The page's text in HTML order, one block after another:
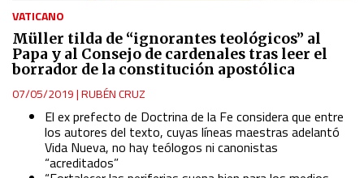
VATICANO
Müller tilda de “ignorantes teológicos” al
Papa y al Consejo de cardenales tras leer el
borrador de la constitución apostólica
07/05/2019|RUBÉN CRUZ
El ex prefecto de Doctrina de la Fe considera que entre
los autores del texto, cuyas líneas maestras adelantó
Vida Nueva, no hay teólogos ni canonistas
“acreditados”